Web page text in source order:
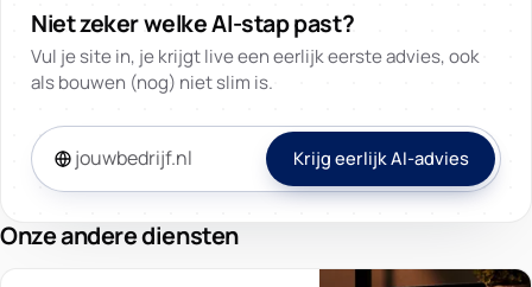
Niet zeker welke AI-stap past?
Vul je site in, je krijgt live een eerlijk eerste advies, ook
als bouwen (nog) niet slim is.
Krijg eerlijk AI-advies
Onze andere diensten